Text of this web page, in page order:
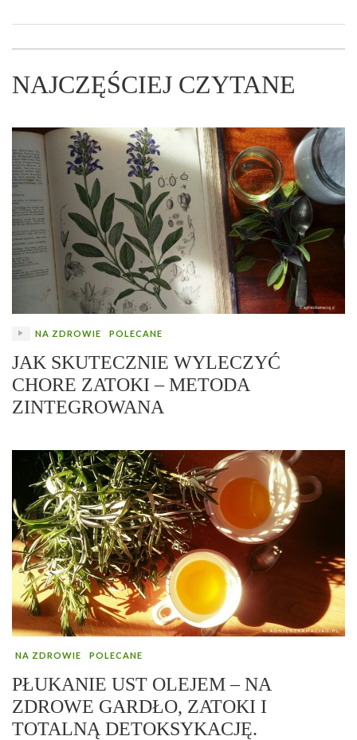
NAJCZĘŚCIEJ CZYTANE
NA ZDROWIE POLECANE
JAK SKUTECZNIE WYLECZYĆ
CHORE ZATOKI – METODA
ZINTEGROWANA
NA ZDROWIE POLECANE
PŁUKANIE UST OLEJEM – NA
ZDROWE GARDŁO, ZATOKI I
TOTALNĄ DETOKSYKACJĘ.